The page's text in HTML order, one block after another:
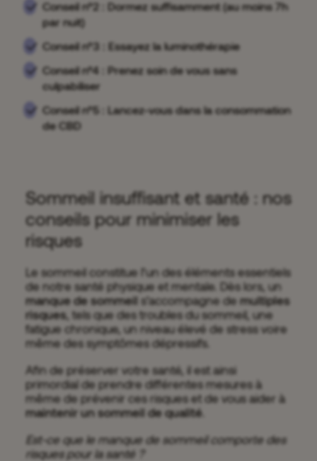
Conseil n°2 : Dormez suffisamment (au moins 7h
par nuit)
Conseil n°3 : Essayez la luminothérapie
Conseil n°4 : Prenez soin de vous sans
culpabiliser
Conseil n°5 : Lancez-vous dans la consommation
de CBD
Sommeil insuffisant et santé : nos
conseils pour minimiser les
risques
Le sommeil constitue l’un des éléments essentiels
de notre santé physique et mentale. Dès lors, un
manque de sommeil s’accompagne demultiples
risques, tels que des troubles du sommeil, une
fatigue chronique, un niveau élevé de stress voire
même des symptômes dépressifs.
Afin de préserver votre santé, il est ainsi
primordial de prendre différentes mesures à
même de prévenir ces risques et de vous aider à
maintenir un sommeil de qualité
Est-ce que le manque de sommeil comporte des
risques pour la santé ?